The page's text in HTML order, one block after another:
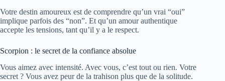
Votre destin amoureux est de comprendre qu’un vrai “oui”
implique parfois des “non”. Et qu’un amour authentique
accepte les tensions, tant qu’il y a le respect.
Scorpion : le secret de la confiance absolue
Vous aimez avec intensité. Avec vous, c’est tout ou rien. Votre
secret ? Vous avez peur de la trahison plus que de la solitude.